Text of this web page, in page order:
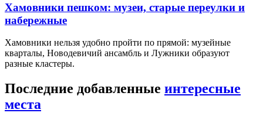
Хамовники пешком: музеи, старые переулки и
набережные
Хамовники нельзя удобно пройти по прямой: музейные
кварталы, Новодевичий ансамбль и Лужники образуют
разные кластеры.
Последние добавленные интересные
места